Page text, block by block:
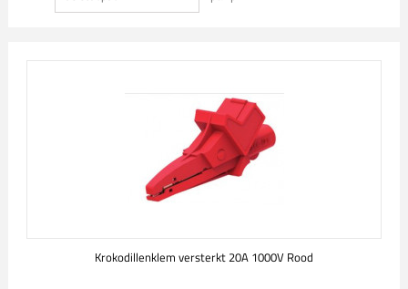
Krokodillenklem versterkt 20A 1000V Rood